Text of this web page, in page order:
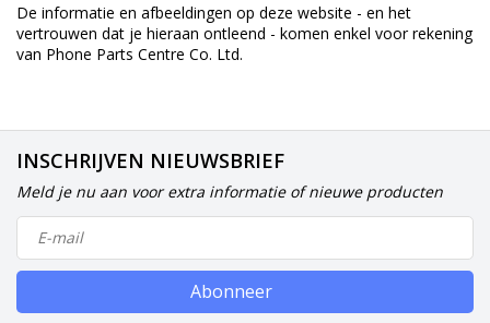
De informatie en afbeeldingen op deze website - en het
vertrouwen dat je hieraan ontleend - komen enkel voor rekening
van Phone Parts Centre Co. Ltd.
INSCHRIJVEN NIEUWSBRIEF
Meld je nu aan voor extra informatie of nieuwe producten
Abonneer